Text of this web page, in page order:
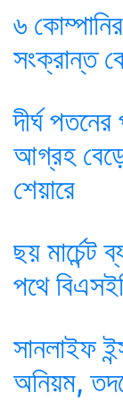
৬
সংক্রান্ত
দীর্ঘ
আগ্রহ
শেয়ারে
ছয় মার্চেন্ট
পথে
সানলাইফ
অনিয়ম,